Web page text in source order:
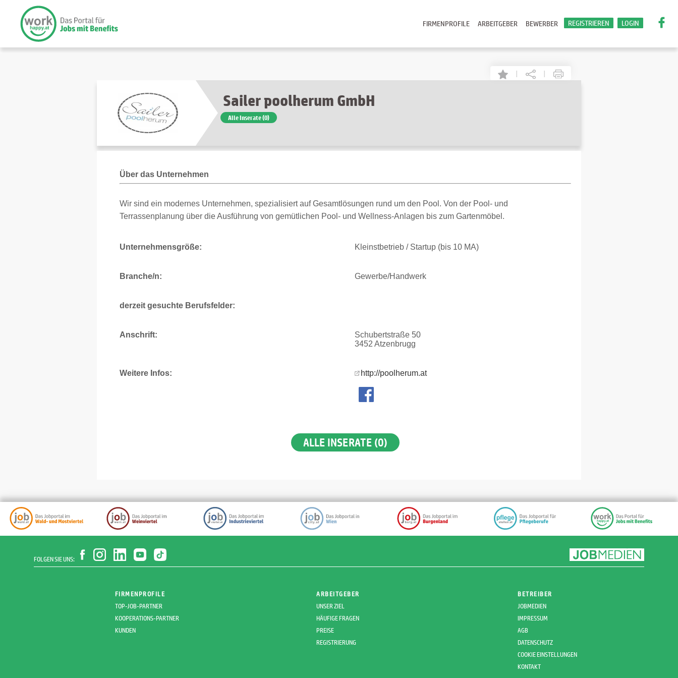
LOGIN
REGISTRIEREN
BEWERBER
ARBEITGEBER
FIRMENPROFILE
| |
Sailer poolherum GmbH
Alle Inserate (0)
Über das Unternehmen
Wir sind ein modernes Unternehmen, spezialisiert auf Gesamtlösungen rund um den Pool. Von der Pool- und
Terrassenplanung über die Ausführung von gemütlichen Pool- und Wellness-Anlagen bis zum Gartenmöbel.
Unternehmensgröße: Kleinstbetrieb / Startup (bis 10 MA)
Branche/n: Gewerbe/Handwerk
derzeit gesuchte Berufsfelder:
Anschrift:
Schubertstraße 50
3452 Atzenbrugg
Weitere Infos: http://poolherum.at
ALLE INSERATE (0)
FOLGEN SIE UNS:
FIRMENPROFILE
TOP-JOB-PARTNER
KOOPERATIONS-PARTNER
KUNDEN
ARBEITGEBER
UNSER ZIEL
HÄUFIGE FRAGEN
PREISE
REGISTRIERUNG
BETREIBER
JOBMEDIEN
IMPRESSUM
AGB
DATENSCHUTZ
COOKIE EINSTELLUNGEN
KONTAKT